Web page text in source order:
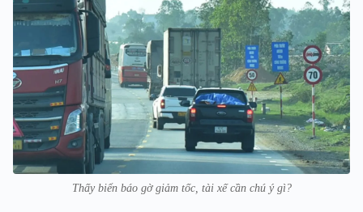
Thấy biển báo gờ giảm tốc, tài xế cần chú ý gì?